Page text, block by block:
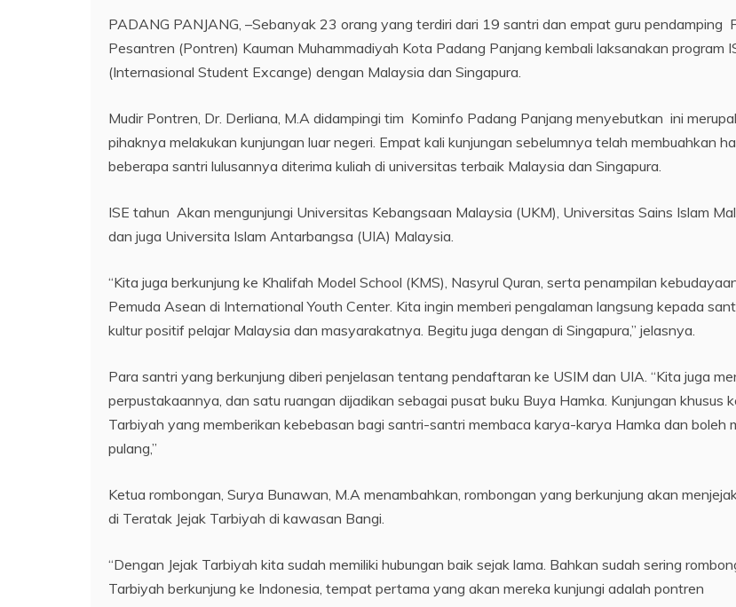
PADANG PANJANG, –Sebanyak 23 orang yang terdiri dari 19 santri dan empat guru pendamping
Pesantren (Pontren) Kauman Muhammadiyah Kota Padang Panjang kembali laksanakan program
(Internasional Student Excange) dengan Malaysia dan Singapura.
Mudir Pontren, Dr. Derliana, M.A didampingi tim Kominfo Padang Panjang menyebutkan ini
pihaknya melakukan kunjungan luar negeri. Empat kali kunjungan sebelumnya telah membuahkan
beberapa santri lulusannya diterima kuliah di universitas terbaik Malaysia dan Singapura.
ISE tahun Akan mengunjungi Universitas Kebangsaan Malaysia (UKM), Universitas Sains Islam
dan juga Universita Islam Antarbangsa (UIA) Malaysia.
“Kita juga berkunjung ke Khalifah Model School (KMS), Nasyrul Quran, serta penampilan
Pemuda Asean di International Youth Center. Kita ingin memberi pengalaman langsung kepada
kultur positif pelajar Malaysia dan masyarakatnya. Begitu juga dengan di Singapura,” jelasnya.
Para santri yang berkunjung diberi penjelasan tentang pendaftaran ke USIM dan UIA. “Kita juga
perpustakaannya, dan satu ruangan dijadikan sebagai pusat buku Buya Hamka. Kunjungan khusus
Tarbiyah yang memberikan kebebasan bagi santri-santri membaca karya-karya Hamka dan boleh
pulang,”
Ketua rombongan, Surya Bunawan, M.A menambahkan, rombongan yang berkunjung akan
di Teratak Jejak Tarbiyah di kawasan Bangi.
“Dengan Jejak Tarbiyah kita sudah memiliki hubungan baik sejak lama. Bahkan sudah sering
Tarbiyah berkunjung ke Indonesia, tempat pertama yang akan mereka kunjungi adalah pontren